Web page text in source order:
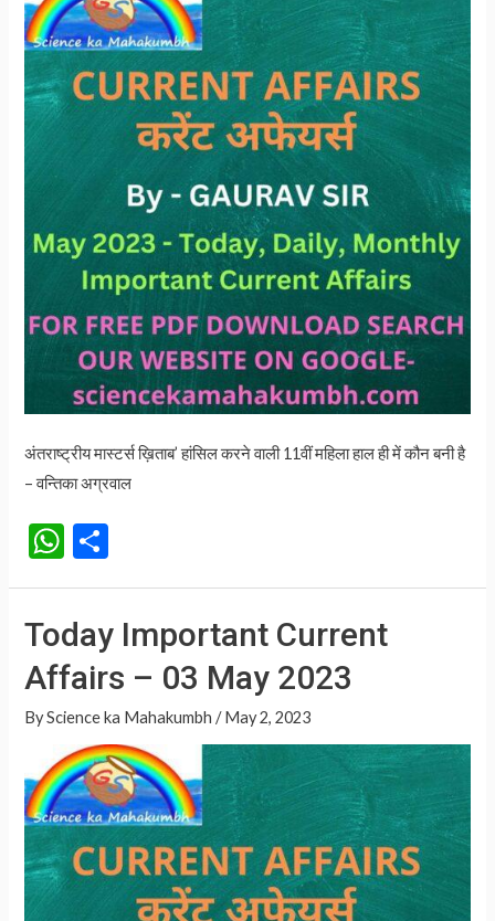
अंतराष्ट्रीय मास्टर्स ख़िताब’ हांसिल करने वाली 11वीं महिला हाल ही में कौन बनी है
– वन्तिका अग्रवाल
W
h
at
s
A
p
p
h
ar
e
Today Important Current
Affairs – 03 May 2023
ByScience ka Mahakumbh /May 2, 2023